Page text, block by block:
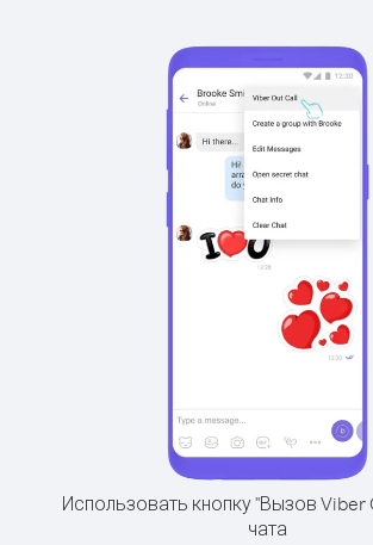
Использовать кнопку "Вызов Viber
чата